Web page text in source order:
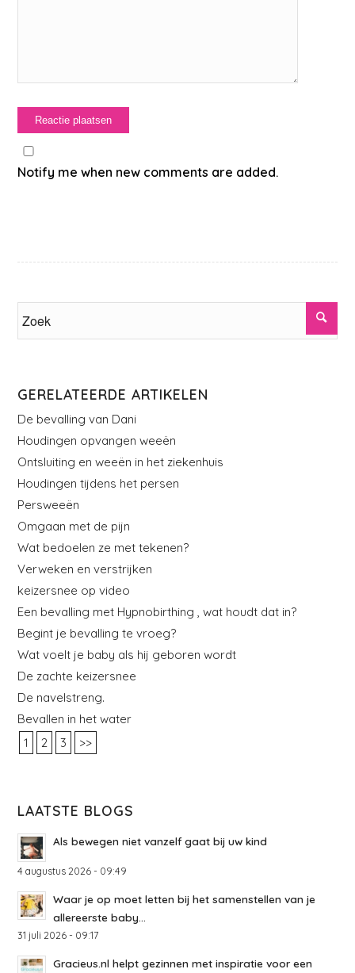
Notify me when new comments are added.
GERELATEERDE ARTIKELEN
De bevalling van Dani
Houdingen opvangen weeën
Ontsluiting en weeën in het ziekenhuis
Houdingen tijdens het persen
Persweeën
Omgaan met de pijn
Wat bedoelen ze met tekenen?
Verweken en verstrijken
keizersnee op video
Een bevalling met Hypnobirthing , wat houdt dat in?
Begint je bevalling te vroeg?
Wat voelt je baby als hij geboren wordt
De zachte keizersnee
De navelstreng.
Bevallen in het water
1
2 3 >>
LAATSTE BLOGS
Als bewegen niet vanzelf gaat bij uw kind
4 augustus 2026 - 09:49
Waar je op moet letten bij het samenstellen van je
allereerste baby...
31 juli 2026 - 09:17
Gracieus.nl helpt gezinnen met inspiratie voor een